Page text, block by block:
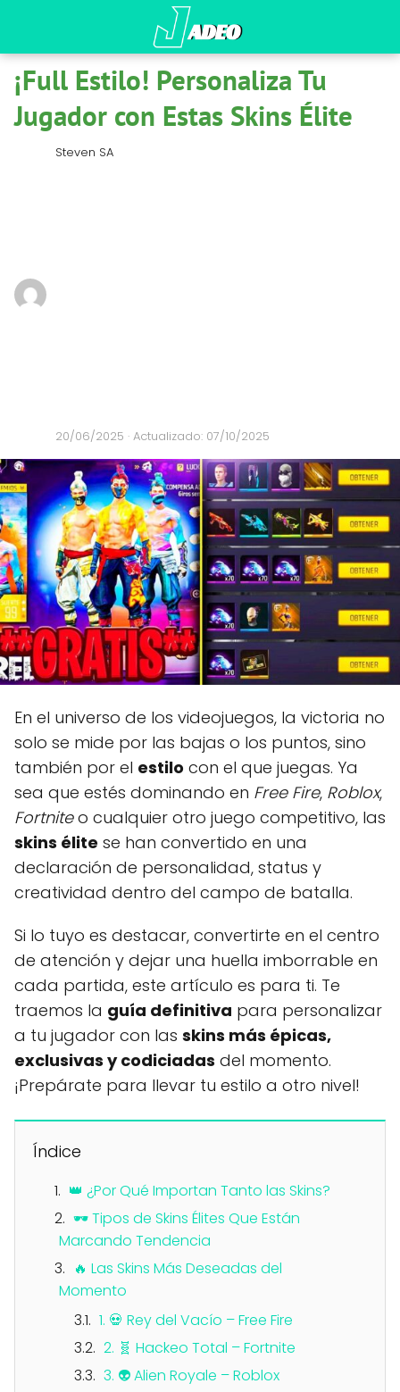
¡Full Estilo! Personaliza Tu
Jugador con Estas Skins Élite
Steven SA
20/06/2025 · Actualizado: 07/10/2025
En el universo de los videojuegos, la victoria no
solo se mide por las bajas o los puntos, sino
también por el estilo con el que juegas. Ya
sea que estés dominando en Free Fire, Roblox,
Fortniteo cualquier otro juego competitivo, las
skins élite se han convertido en una
declaración de personalidad, status y
creatividad dentro del campo de batalla.
Si lo tuyo es destacar, convertirte en el centro
de atención y dejar una huella imborrable en
cada partida, este artículo es para ti. Te
traemos la guía definitiva para personalizar
a tu jugador con las skins más épicas,
exclusivas y codiciadas del momento.
¡Prepárate para llevar tu estilo a otro nivel!
Índice
👑 ¿Por Qué Importan Tanto las Skins?
🕶️ Tipos de Skins Élites Que Están
Marcando Tendencia
🔥 Las Skins Más Deseadas del
Momento
1. 💀 Rey del Vacío – Free Fire
2. 🧬 Hackeo Total – Fortnite
3. 👽 Alien Royale – Roblox